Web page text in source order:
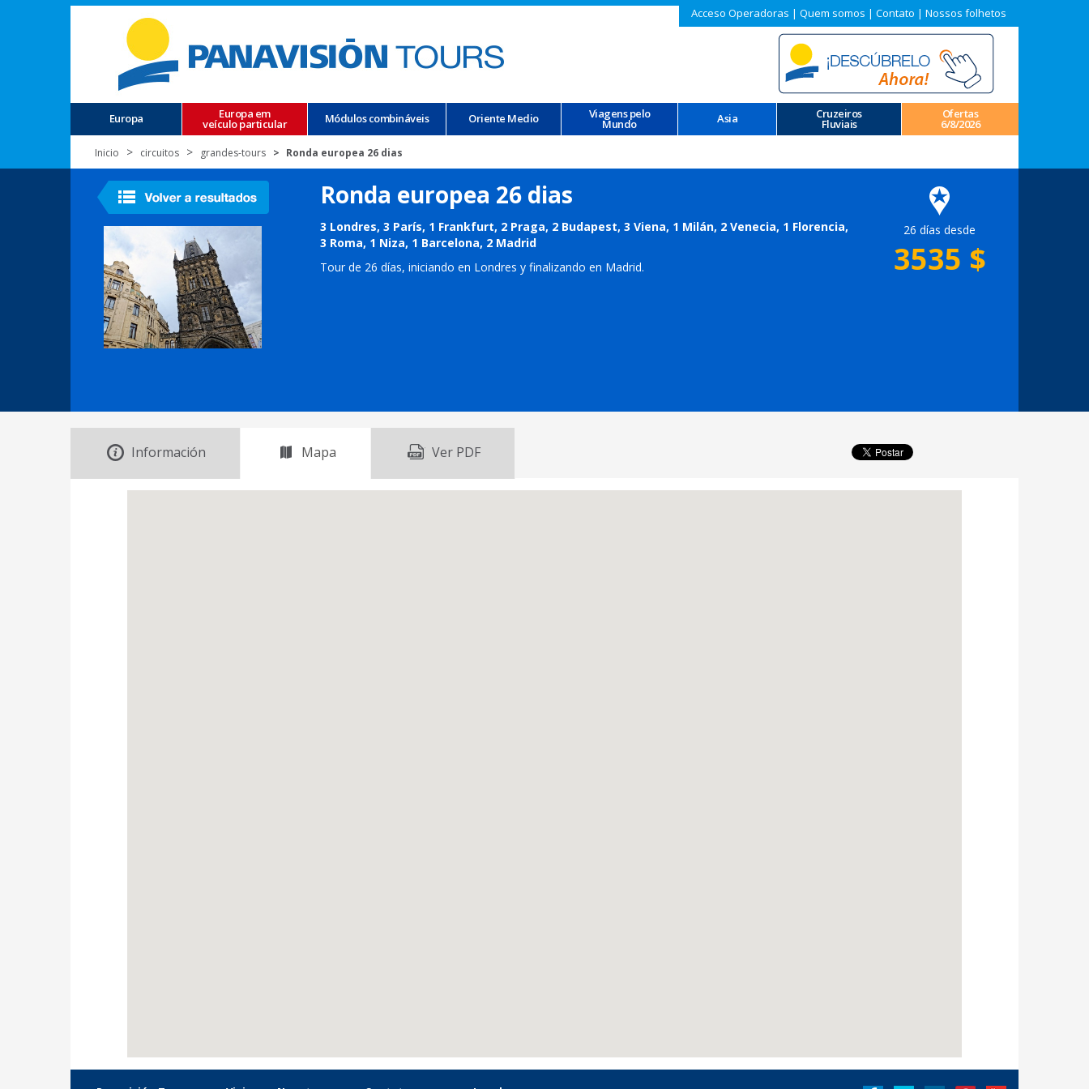
Acceso Operadoras | Quem somos | Contato | Nossos folhetos
Europa Europa em
veículo particular Módulos combináveis Oriente Medio Viagens pelo
Mundo Asia Cruzeiros
Fluviais
Ofertas
6/8/2026
Inicio circuitos grandes-tours Ronda europea 26 dias
Ronda europea 26 dias
3 Londres, 3 París, 1 Frankfurt, 2 Praga, 2 Budapest, 3 Viena, 1 Milán, 2 Venecia, 1 Florencia,
3 Roma, 1 Niza, 1 Barcelona, 2 Madrid
Tour de 26 días, iniciando en Londres y finalizando en Madrid.
26 días desde
3535 $
Información Mapa Ver PDF